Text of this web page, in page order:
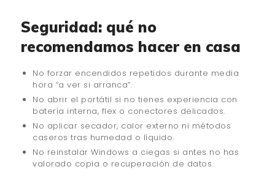
Seguridad: qué no
recomendamos hacer en casa
No forzar encendidos repetidos durante media
hora “a ver si arranca”.
No abrir el portátil si no tienes experiencia con
batería interna, flex o conectores delicados.
No aplicar secador, calor externo ni métodos
caseros tras humedad o líquido.
No reinstalar Windows a ciegas si antes no has
valorado copia o recuperación de datos.